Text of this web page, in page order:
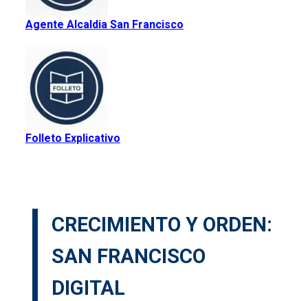
Agente Alcaldia San Francisco
Folleto Explicativo
CRECIMIENTO Y ORDEN:
SAN FRANCISCO
DIGITAL